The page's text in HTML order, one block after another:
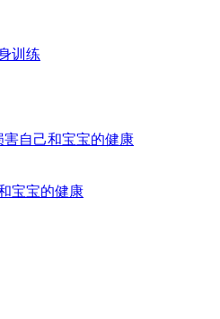
宝宝的健康